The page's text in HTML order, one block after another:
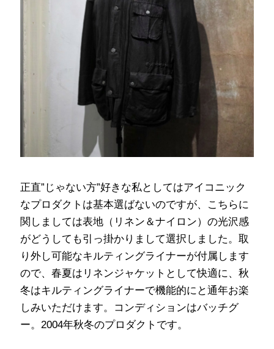
正直”じゃない方”好きな私としてはアイコニック
なプロダクトは基本選ばないのですが、こちらに
関しましては表地（リネン＆ナイロン）の光沢感
がどうしても引っ掛かりまして選択しました。取
り外し可能なキルティングライナーが付属します
ので、春夏はリネンジャケットとして快適に、秋
冬はキルティングライナーで機能的にと通年お楽
しみいただけます。コンディションはバッチグ
ー。2004年秋冬のプロダクトです。